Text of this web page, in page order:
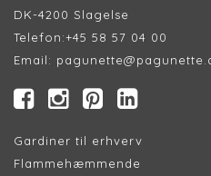
DK-4200 Slagelse
Telefon:+45 58 57 04 00
Email:
Gardiner til erhverv
Flammehæmmende